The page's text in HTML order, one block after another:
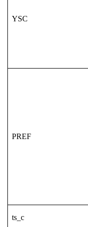
YSC
PREF
ts_c